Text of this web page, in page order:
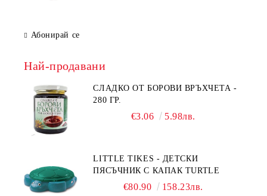
Абонирай се
Най-продавани
СЛАДКО ОТ БОРОВИ ВРЪХЧЕТА -
280 ГР.
€3.06 5.98лв.
LITTLE TIKES - ДЕТСКИ
ПЯСЪЧНИК С КАПАК TURTLE
€80.90 158.23лв.